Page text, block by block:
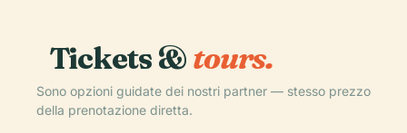
Tickets &tours.
Sono opzioni guidate dei nostri partner — stesso prezzo
della prenotazione diretta.